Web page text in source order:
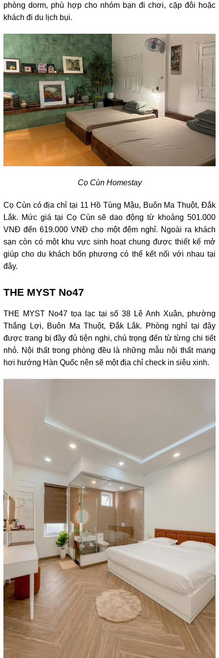
phòng dorm, phù hợp cho nhóm bạn đi chơi, cặp đôi hoặc
khách đi du lịch bụi.
Cọ Cùn Homestay
Cọ Cùn có địa chỉ tại 11 Hồ Tùng Mậu, Buôn Ma Thuột, Đắk
Lắk. Mức giá tại Cọ Cùn sẽ dao động từ khoảng 501.000
VNĐ đến 619.000 VNĐ cho một đêm nghỉ. Ngoài ra khách
sạn còn có một khu vực sinh hoạt chung được thiết kế mở
giúp cho du khách bốn phương có thể kết nối với nhau tại
đây.
THE MYST No47
THE MYST No47 tọa lạc tại số 38 Lê Anh Xuân, phường
Thắng Lợi, Buôn Ma Thuột, Đắk Lắk. Phòng nghỉ tại đây
được trang bị đầy đủ tiện nghi, chú trọng đến từ từng chi tiết
nhỏ. Nội thất trong phòng đều là những mẫu nội thất mang
hơi hướng Hàn Quốc nên sẽ một địa chỉ check in siêu xinh.